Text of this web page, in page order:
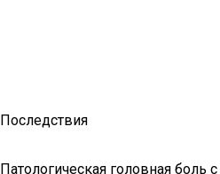
Последствия
Патологическая головная боль